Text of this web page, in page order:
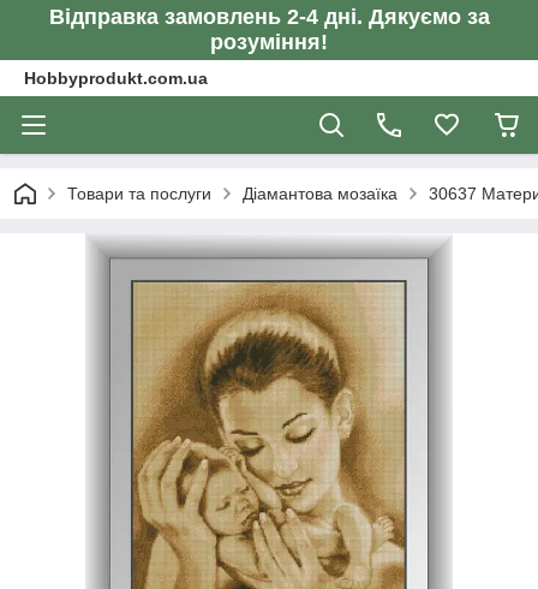
Відправка замовлень 2-4 дні. Дякуємо за
розуміння!
Hobbyprodukt.com.ua
Товари та послуги Діамантова мозаїка 30637